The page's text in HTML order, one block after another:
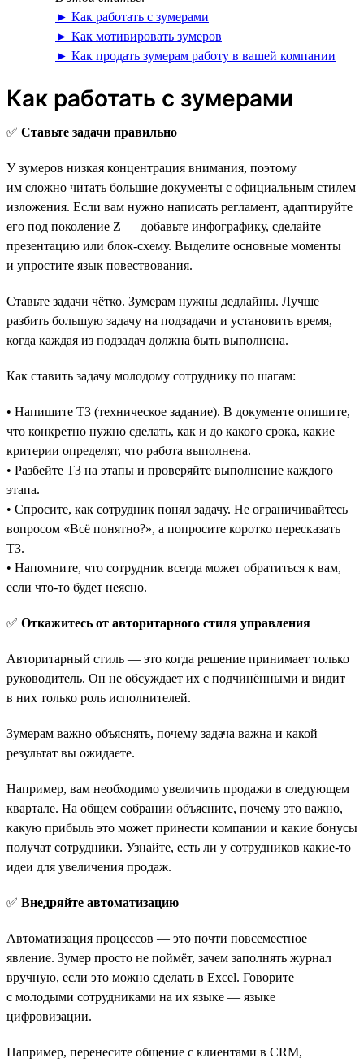
► Как работать с зумерами
► Как мотивировать зумеров
► Как продать зумерам работу в вашей компании
Как работать с зумерами
✅ Ставьте задачи правильно
У зумеров низкая концентрация внимания, поэтому
им сложно читать большие документы с официальным стилем
изложения. Если вам нужно написать регламент, адаптируйте
его под поколение Z — добавьте инфографику, сделайте
презентацию или блок-схему. Выделите основные моменты
и упростите язык повествования.
Ставьте задачи чётко. Зумерам нужны дедлайны. Лучше
разбить большую задачу на подзадачи и установить время,
когда каждая из подзадач должна быть выполнена.
Как ставить задачу молодому сотруднику по шагам:
• Напишите ТЗ (техническое задание). В документе опишите,
что конкретно нужно сделать, как и до какого срока, какие
критерии определят, что работа выполнена.
• Разбейте ТЗ на этапы и проверяйте выполнение каждого
этапа.
• Спросите, как сотрудник понял задачу. Не ограничивайтесь
вопросом «‎Всё понятно?», а попросите коротко пересказать
ТЗ.
• Напомните, что сотрудник всегда может обратиться к вам,
если что-то будет неясно.
✅ Откажитесь от авторитарного стиля управления
Авторитарный стиль — это когда решение принимает только
руководитель. Он не обсуждает их с подчинёнными и видит
в них только роль исполнителей.
Зумерам важно объяснять, почему задача важна и какой
результат вы ожидаете.
Например, вам необходимо увеличить продажи в следующем
квартале. На общем собрании объясните, почему это важно,
какую прибыль это может принести компании и какие бонусы
получат сотрудники. Узнайте, есть ли у сотрудников какие-то
идеи для увеличения продаж.
✅ Внедряйте автоматизацию
Автоматизация процессов — это почти повсеместное
явление. Зумер просто не поймёт, зачем заполнять журнал
вручную, если это можно сделать в Excel. Говорите
с молодыми сотрудниками на их языке — языке
цифровизации.
Например, перенесите общение с клиентами в CRM,